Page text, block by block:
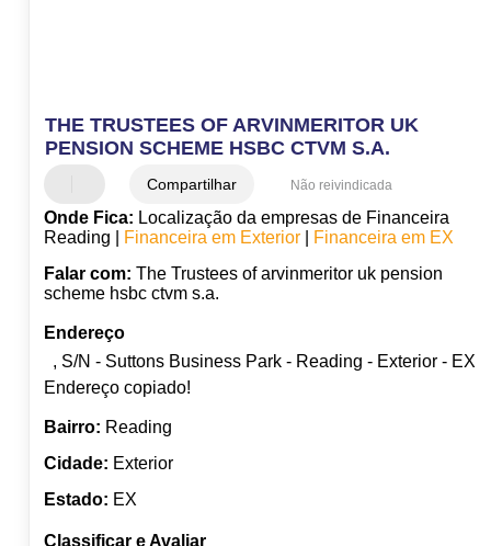
THE TRUSTEES OF ARVINMERITOR UK
PENSION SCHEME HSBC CTVM S.A.
Compartilhar Não reivindicada
Onde Fica: Localização da empresas de Financeira
Reading |
Financeira em Exterior|
Financeira em EX
Falar com: The Trustees of arvinmeritor uk pension
scheme hsbc ctvm s.a.
Endereço
, S/N - Suttons Business Park - Reading - Exterior - EX
Endereço copiado!
Bairro: Reading
Cidade: Exterior
Estado: EX
Classificar e Avaliar